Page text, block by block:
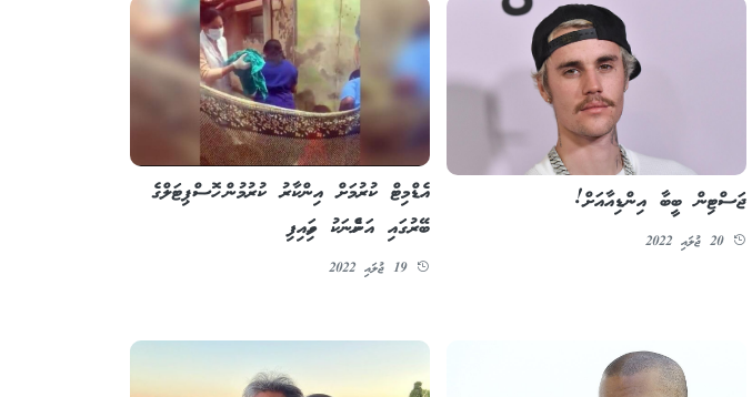
ޖަސްޓިން ބީބާ އިންޑިއާއަށް!
20 ޖުލައި 2022
އެޑްމިޓް ކުރުމަށް އިންކާރު ކުރުމުން ހޮސްޕިޓަލްގެ
ބޭރުގައި އަންހެނަކު ވިހައިފި
19 ޖުލައި 2022